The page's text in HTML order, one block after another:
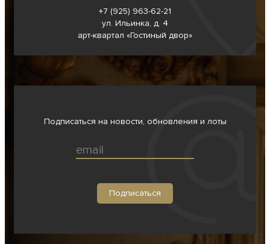
+7 (925) 963-62-21
ул. Ильинка, д. 4
арт-квартал «Гостиный двор»
Подписаться на новости, обновления и лоты